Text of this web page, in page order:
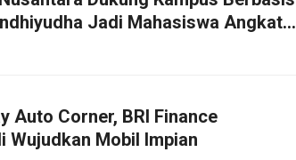
Jadi Mahasiswa Angkatan
Auto Corner, BRI Finance
Wujudkan Mobil Impian